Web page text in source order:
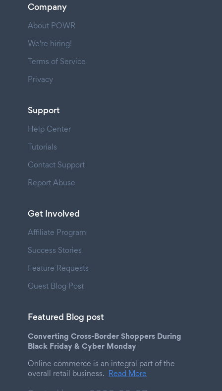
Company
About POWR
We're hiring!
Terms of Service
Privacy
Support
Help Center
Tutorials
Contact Support
Report Abuse
Get Involved
Affiliate Program
Success Stories
Feature Requests
Guest Blog Post
Featured Blog post
Converting Cross-Border Shoppers During
Black Friday & Cyber Monday
Online commerce is an integral part of the
overall retail business. Read More